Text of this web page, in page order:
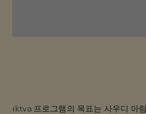
iktva 프로그램의 목표는 사우디 아